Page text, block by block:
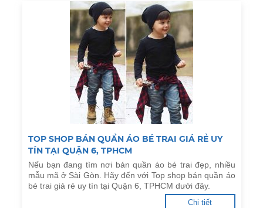
TOP SHOP BÁN QUẦN ÁO BÉ TRAI GIÁ RẺ UY
TÍN TẠI QUẬN 6, TPHCM
Nếu bạn đang tìm nơi bán quần áo bé trai đẹp, nhiều
mẫu mã ở Sài Gòn. Hãy đến với Top shop bán quần áo
bé trai giá rẻ uy tín tại Quận 6, TPHCM dưới đây.
Chi tiết